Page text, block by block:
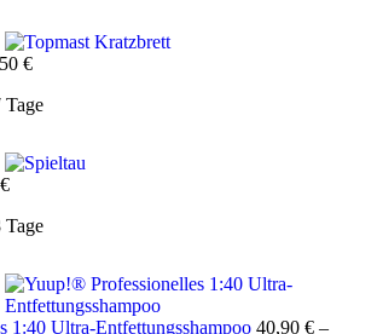
€
Tage
€
Tage
1:40 Ultra-Entfettungsshampoo 40,90 € –